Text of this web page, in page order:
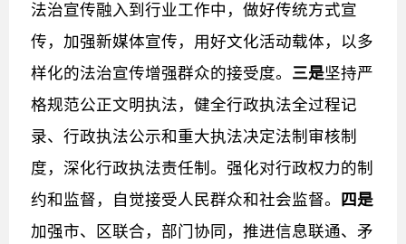
法治宣传融入到行业工作中，做好传统方式宣
传，加强新媒体宣传，用好文化活动载体，以多
样化的法治宣传增强群众的接受度。 三是坚持严
格规范公正文明执法，健全行政执法全过程记
录、行政执法公示和重大执法决定法制审核制
度，深化行政执法责任制。强化对行政权力的制
约和监督，自觉接受人民群众和社会监督。 四是
加强市、区联合，部门协同，推进信息联通、矛